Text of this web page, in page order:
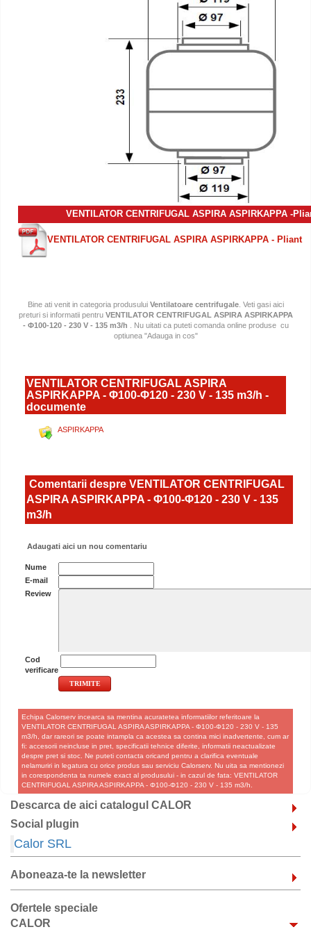
VENTILATOR CENTRIFUGAL ASPIRA ASPIRKAPPA-
VENTILATOR CENTRIFUGAL ASPIRA ASPIRKAPPA - Pliant
Bine ati venit in categoria produsuluiVentilatoare centrifugale. Veti gasi aici
preturi si informatii pentruVENTILATOR CENTRIFUGAL ASPIRA ASPIRKAPPA
- Φ100-120 - 230 V - 135 m3/h
. Nu uitati ca puteti comanda online produse cu
optiunea "Adauga in cos"
VENTILATOR CENTRIFUGAL ASPIRA
ASPIRKAPPA - Φ100-Φ120 - 230 V - 135 m3/h -
documente
ASPIRKAPPA
Comentarii despre VENTILATOR CENTRIFUGAL
ASPIRA ASPIRKAPPA - Φ100-Φ120 - 230 V - 135
m3/h
Adaugati aici un nou comentariu
Nume
E-mail
Review
Cod
verificare
Echipa Calorserv incearca sa mentina acuratetea informatiilor referitoare la
VENTILATOR CENTRIFUGAL ASPIRA ASPIRKAPPA - Φ100-Φ120 - 230 V - 135
m3/h, dar rareori se poate intampla ca acestea sa contina mici inadvertente, cum ar
fi: accesorii neincluse in pret, specificatii tehnice diferite, informatii neactualizate
despre pret si stoc. Ne puteti contacta oricand pentru a clarifica eventuale
nelamuriri in legatura cu orice produs sau serviciu Calorserv. Nu uita sa mentionezi
in corespondenta ta numele exact al produsului - in cazul de fata: VENTILATOR
CENTRIFUGAL ASPIRA ASPIRKAPPA - Φ100-Φ120 - 230 V - 135 m3/h.
Descarca de aici catalogul CALOR
Social plugin
Calor SRL
Aboneaza-te la newsletter
Ofertele speciale
CALOR